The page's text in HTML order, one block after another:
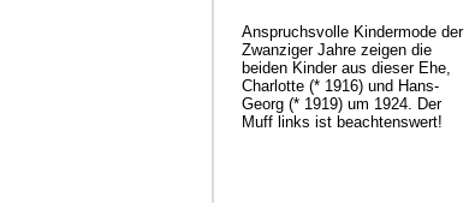
Anspruchsvolle Kindermode der
Zwanziger Jahre zeigen die
beiden Kinder aus dieser Ehe,
Charlotte (* 1916) und Hans-
Georg (* 1919) um 1924. Der
Muff links ist beachtenswert!